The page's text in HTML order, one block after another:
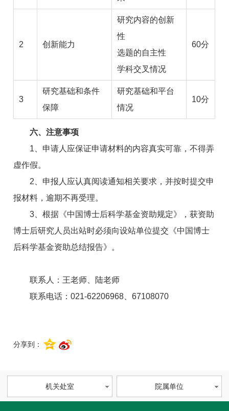
2 创新能力
研究内容的创新
性
选题的自主性
学科交叉情况
60分
3
研究基础和条件
保障
研究基础和平台
情况
10分
六、注意事项
1、申请人应保证申请材料的内容真实可靠，不得弄
虚作假。
2、申报人应认真阅读通知相关要求，并按时提交申
报材料，逾期不再受理。
3、根据《中国博士后科学基金资助规定》，获资助
博士后研究人员出站时必须向设站单位提交《中国博士
后科学基金资助总结报告》。
联系人：王老师、陆老师
联系电话：021-62206968、67108070
分享到：
机关处室 院属单位